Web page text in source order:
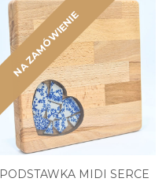
NA ZAMÓWIENIE
PODSTAWKA MIDI SERCE